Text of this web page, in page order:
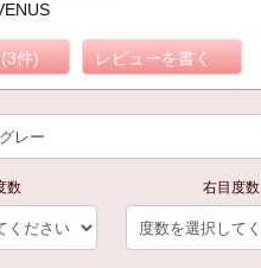
件) レビューを書く
数 右目度数